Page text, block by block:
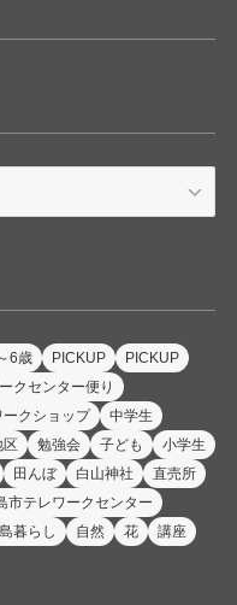
6歳 PICKUP
PICKUP
クセンター便り
ークショップ
中学生
区 勉強会 子ども
小学生
田んぼ 白山神社
直売所
市テレワークセンター
暮らし 自然 花
講座